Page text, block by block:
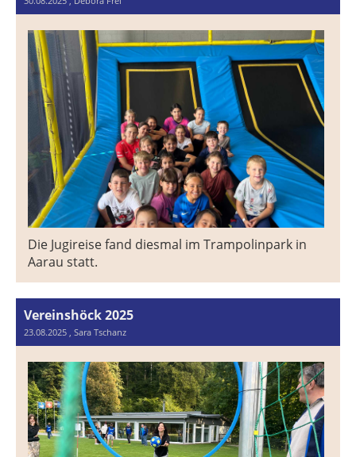
Die Jugireise fand diesmal im Trampolinpark in
Aarau statt.
Vereinshöck 2025
23.08.2025 , Sara Tschanz